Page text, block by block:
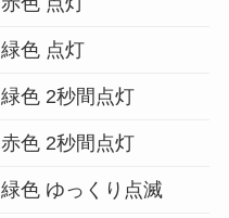
緑色 点灯
緑色 2秒間点灯
赤色 2秒間点灯
緑色 ゆっくり点滅